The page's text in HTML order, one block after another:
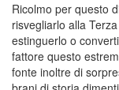
Ricolmo per questo
risvegliarlo alla
estinguerlo o
fattore questo
fonte inoltre di